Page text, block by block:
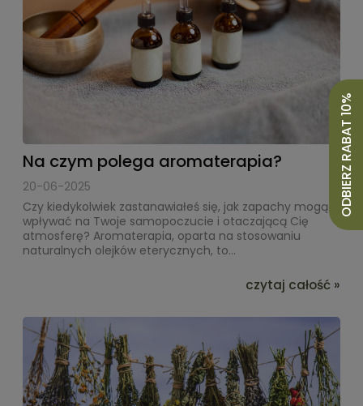
Na czym polega aromaterapia?
20-06-2025
Czy kiedykolwiek zastanawiałeś się, jak zapachy mogą
wpływać na Twoje samopoczucie i otaczającą Cię
atmosferę? Aromaterapia, oparta na stosowaniu
naturalnych olejków eterycznych, to...
czytaj całość »
ODBIERZ RABAT 10%